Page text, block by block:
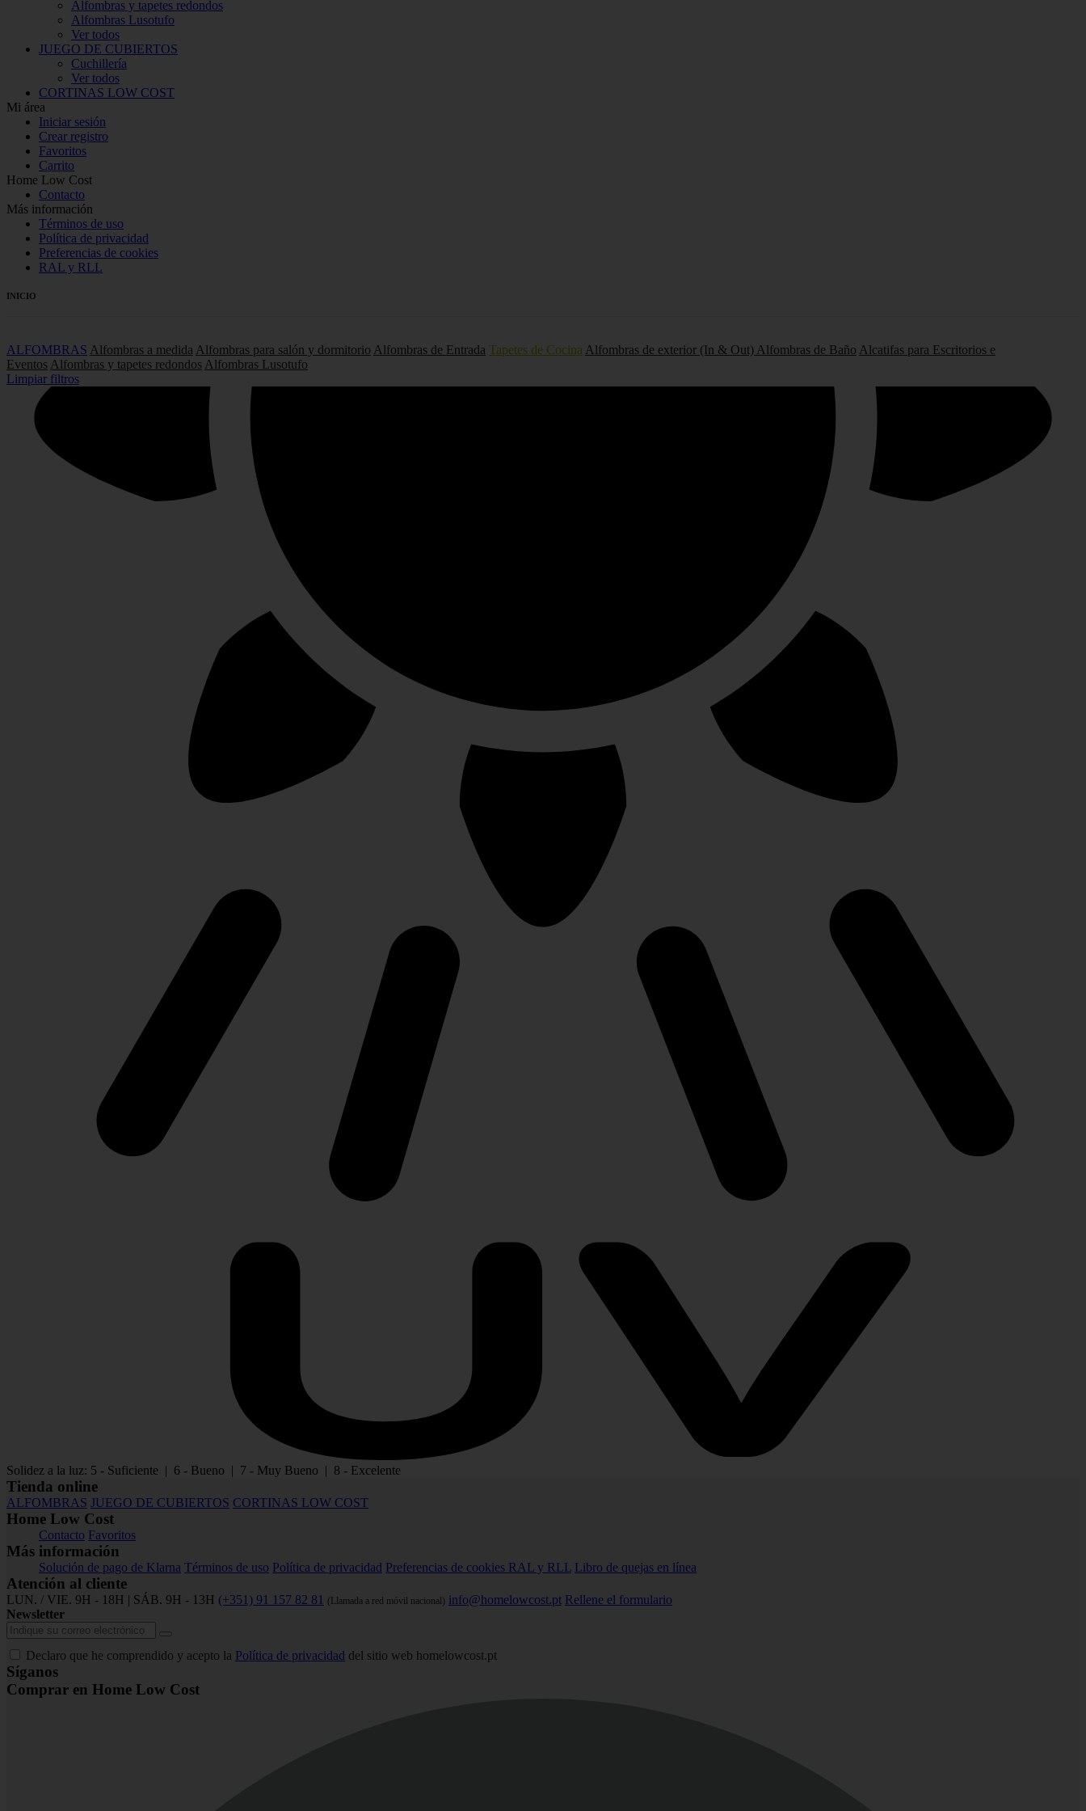
Alfombras y tapetes redondos
Alfombras Lusotufo
Ver todos
JUEGO DE CUBIERTOS
Cuchillería
Ver todos
CORTINAS LOW COST
Mi área
Iniciar sesión
Crear registro
Favoritos
Carrito
Home Low Cost
Contacto
Más información
Términos de uso
Política de privacidad
Preferencias de cookies
RAL y RLL
INICIO
ALFOMBRAS Alfombras a medida Alfombras para salón y dormitorio Alfombras de Entrada Tapetes de Cocina Alfombras de exterior (In & Out) Alfombras de Baño Alcatifas para Escritorios e
Eventos Alfombras y tapetes redondos Alfombras Lusotufo
Limpiar filtros
Solidez a la luz: 5 - Suficiente | 6 - Bueno | 7 - Muy Bueno | 8 - Excelente
Tienda online
ALFOMBRAS JUEGO DE CUBIERTOS CORTINAS LOW COST
Home Low Cost
Contacto Favoritos
Más información
Solución de pago de Klarna Términos de uso Política de privacidad Preferencias de cookies RAL y RLL Libro de quejas en línea
Atención al cliente
LUN. / VIE. 9H - 18H | SÁB. 9H - 13H (+351) 91 157 82 81 (Llamada a red móvil nacional) info@homelowcost.pt Rellene el formulario
Newsletter
Declaro que he comprendido y acepto la Política de privacidad del sitio web homelowcost.pt
Síganos
Comprar en Home Low Cost